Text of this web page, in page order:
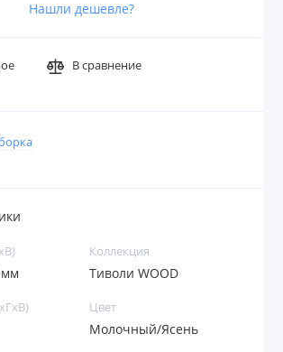
Нашли дешевле?
В сравнение
мм
Коллекция
Тиволи WOOD
Цвет
Молочный/Ясень